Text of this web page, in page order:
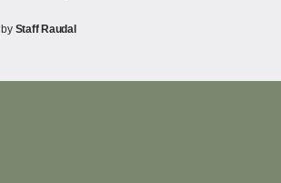
by Staff Raudal